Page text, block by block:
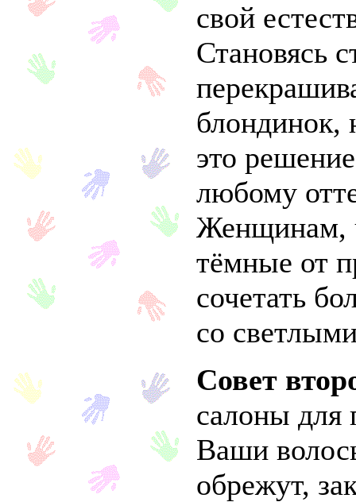
свой
Становясь
блондинок,
это
любому
Женщинам,
тёмные от
сочетать
со
Совет
салоны для
Ваши
обрежут,